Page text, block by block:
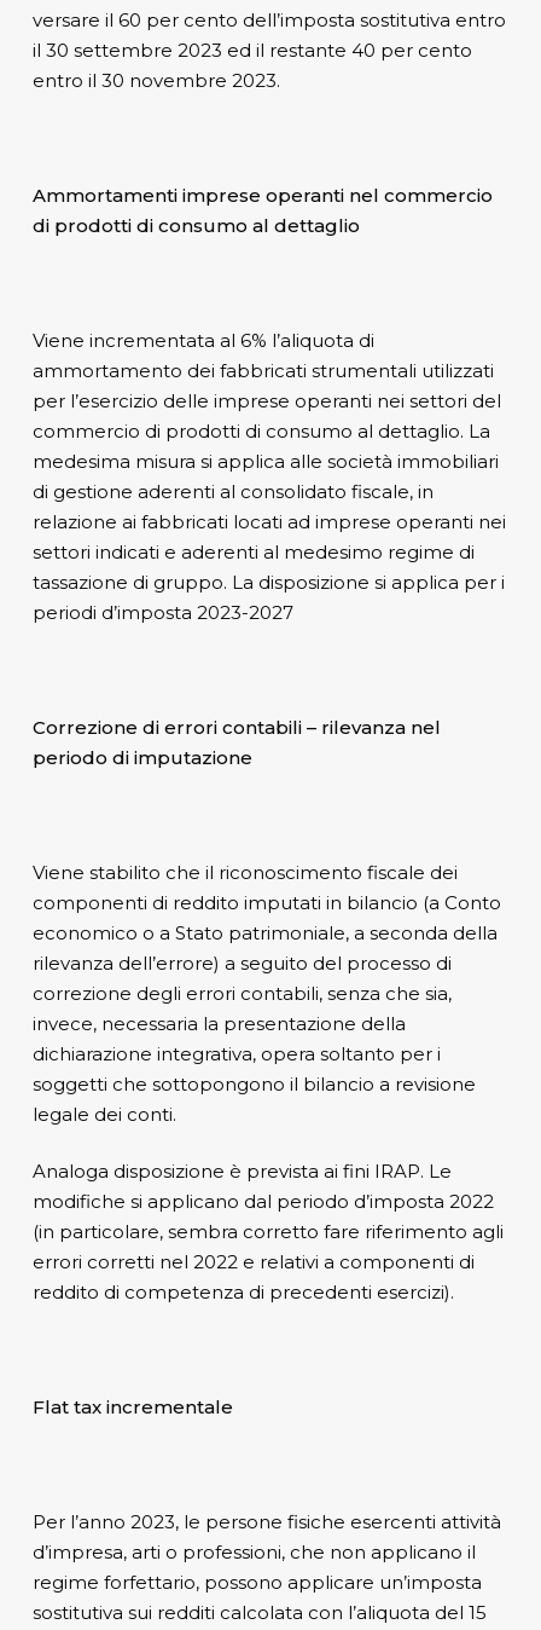
versare il 60 per cento dell’imposta sostitutiva entro
il 30 settembre 2023 ed il restante 40 per cento
entro il 30 novembre 2023.
Ammortamenti imprese operanti nel commercio
di prodotti di consumo al dettaglio
Viene incrementata al 6% l’aliquota di
ammortamento dei fabbricati strumentali utilizzati
per l’esercizio delle imprese operanti nei settori del
commercio di prodotti di consumo al dettaglio. La
medesima misura si applica alle società immobiliari
di gestione aderenti al consolidato fiscale, in
relazione ai fabbricati locati ad imprese operanti nei
settori indicati e aderenti al medesimo regime di
tassazione di gruppo. La disposizione si applica per i
periodi d’imposta 2023-2027
Correzione di errori contabili – rilevanza nel
periodo di imputazione
Viene stabilito che il riconoscimento fiscale dei
componenti di reddito imputati in bilancio (a Conto
economico o a Stato patrimoniale, a seconda della
rilevanza dell’errore) a seguito del processo di
correzione degli errori contabili, senza che sia,
invece, necessaria la presentazione della
dichiarazione integrativa, opera soltanto per i
soggetti che sottopongono il bilancio a revisione
legale dei conti.
Analoga disposizione è prevista ai fini IRAP. Le
modifiche si applicano dal periodo d’imposta 2022
(in particolare, sembra corretto fare riferimento agli
errori corretti nel 2022 e relativi a componenti di
reddito di competenza di precedenti esercizi).
Flat tax incrementale
Per l’anno 2023, le persone fisiche esercenti attività
d’impresa, arti o professioni, che non applicano il
regime forfettario, possono applicare un’imposta
sostitutiva sui redditi calcolata con l’aliquota del 15